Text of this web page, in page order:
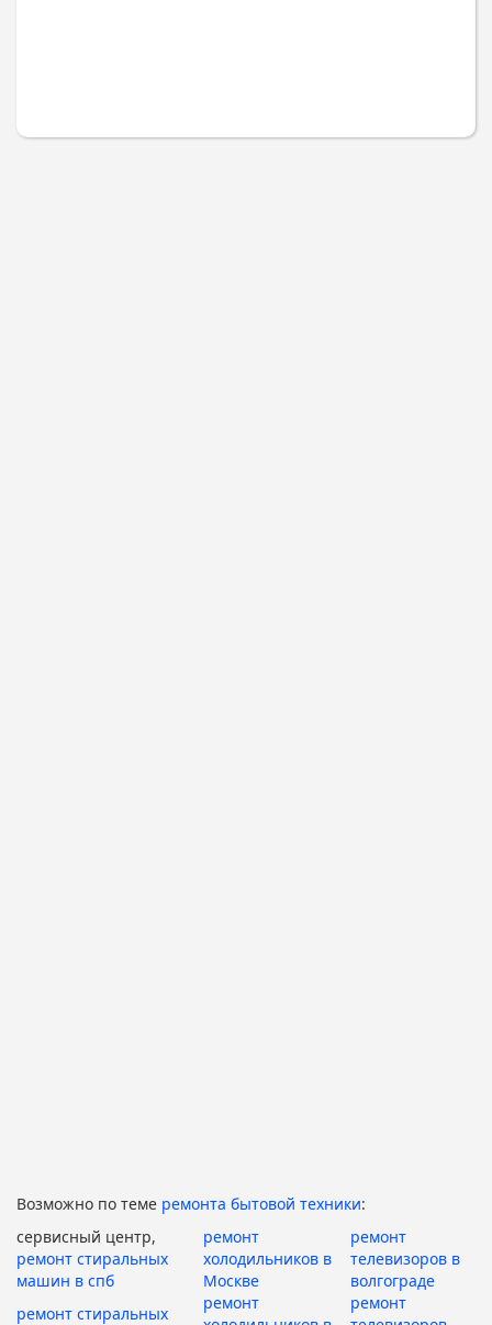
Возможно по теме ремонта бытовой техники:
сервисный центр,
ремонт стиральных
машин в спб
ремонт
холодильников в
Москве
ремонт
телевизоров в
волгограде
ремонт стиральных
ремонт
ремонт